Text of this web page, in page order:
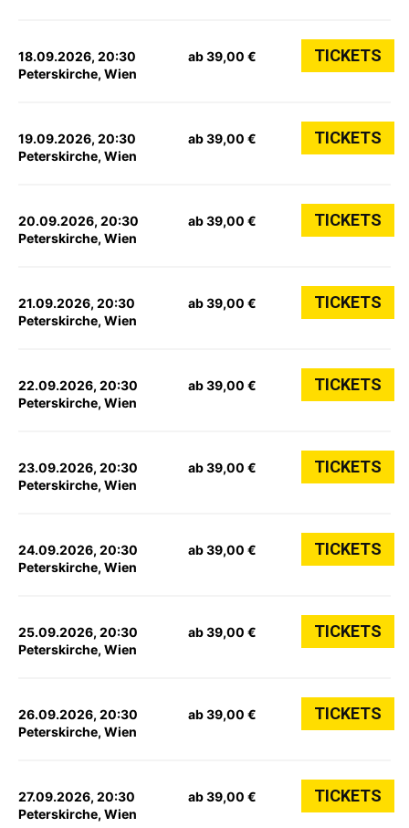
18.09.2026, 20:30
Peterskirche, Wien
ab 39,00 € TICKETS
19.09.2026, 20:30
Peterskirche, Wien
ab 39,00 € TICKETS
20.09.2026, 20:30
Peterskirche, Wien
ab 39,00 € TICKETS
21.09.2026, 20:30
Peterskirche, Wien
ab 39,00 € TICKETS
22.09.2026, 20:30
Peterskirche, Wien
ab 39,00 € TICKETS
23.09.2026, 20:30
Peterskirche, Wien
ab 39,00 € TICKETS
24.09.2026, 20:30
Peterskirche, Wien
ab 39,00 € TICKETS
25.09.2026, 20:30
Peterskirche, Wien
ab 39,00 € TICKETS
26.09.2026, 20:30
Peterskirche, Wien
ab 39,00 € TICKETS
27.09.2026, 20:30
Peterskirche, Wien
ab 39,00 € TICKETS